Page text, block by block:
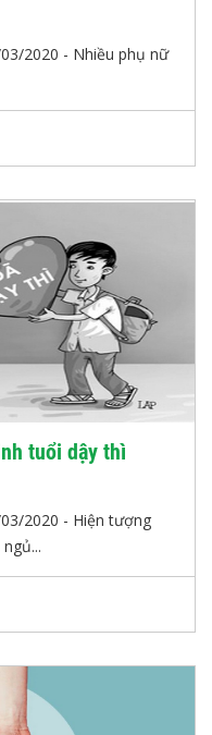
2020 - Nhiều phụ nữ
tuổi dậy thì
2020 - Hiện tượng